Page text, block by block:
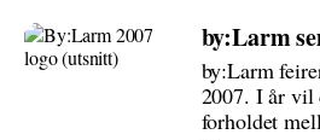
by:Larm
by:Larm
2007. I år vil
forholdet